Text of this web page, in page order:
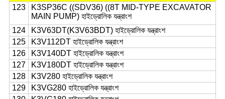
123
K3SP36C ((SDV36) ((8T MID-TYPE EXCAVATOR
MAIN PUMP) হাইড্রোলিক যন্ত্রাংশ
124
K3V63DT(K3V63BDT) হাইড্রোলিক যন্ত্রাংশ
125
K3V112DT হাইড্রোলিক যন্ত্রাংশ
126
K3V140DT হাইড্রোলিক যন্ত্রাংশ
127
K3V180DT হাইড্রোলিক যন্ত্রাংশ
128
K3V280 হাইড্রোলিক যন্ত্রাংশ
129
K3VG280 হাইড্রোলিক যন্ত্রাংশ